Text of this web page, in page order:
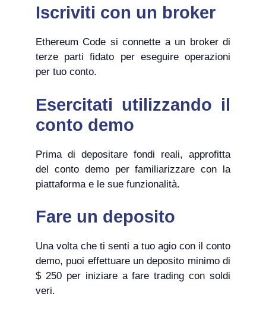
Iscriviti con un broker
Ethereum Code si connette a un broker di
terze parti fidato per eseguire operazioni
per tuo conto.
Esercitati utilizzando il
conto demo
Prima di depositare fondi reali, approfitta
del conto demo per familiarizzare con la
piattaforma e le sue funzionalità.
Fare un deposito
Una volta che ti senti a tuo agio con il conto
demo, puoi effettuare un deposito minimo di
$ 250 per iniziare a fare trading con soldi
veri.